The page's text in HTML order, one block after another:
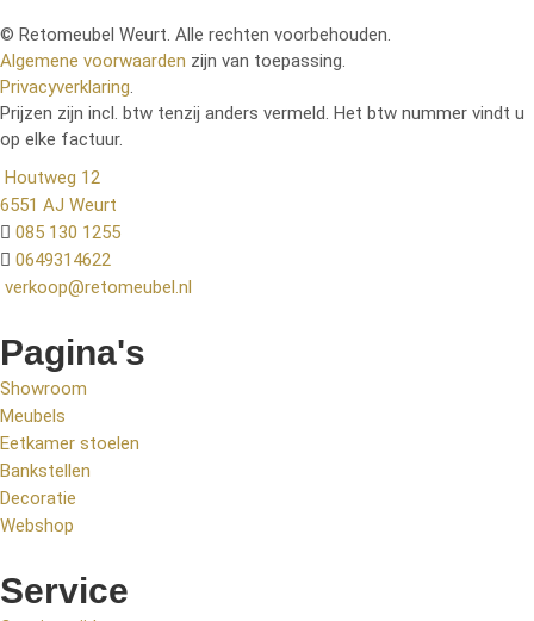
© Retomeubel Weurt. Alle rechten voorbehouden.
Algemene voorwaarden zijn van toepassing.
Privacyverklaring.
Prijzen zijn incl. btw tenzij anders vermeld. Het btw nummer vindt u
op elke factuur.
Houtweg 12
6551 AJ Weurt
085 130 1255
0649314622
verkoop@retomeubel.nl
Pagina's
Showroom
Meubels
Eetkamer stoelen
Bankstellen
Decoratie
Webshop
Service